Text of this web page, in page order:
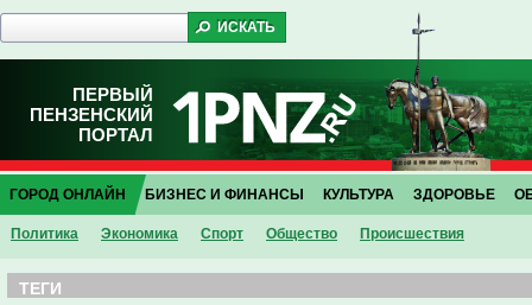
ПЕРВЫЙ
ПЕНЗЕНСКИЙ
ПОРТАЛ
ГОРОД ОНЛАЙН
Политика Экономика Спорт Общество Проиcшествия
БИЗНЕС И ФИНАНСЫ КУЛЬТУРА ЗДОРОВЬЕ
ТЕГИ